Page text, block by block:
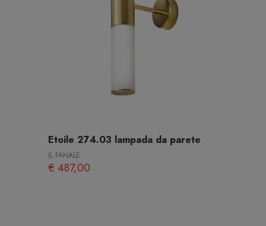
Etoile 274.03 lampada da parete
IL FANALE
€ 487,00